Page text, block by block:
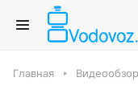
Главная